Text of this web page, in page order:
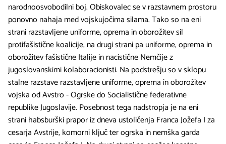
narodnoosvobodilni boj. Obiskovalec se v razstavnem prostoru
ponovno nahaja med vojskujočima silama. Tako so na eni
strani razstavljene uniforme, oprema in oborožitev sil
protifašistične koalicije, na drugi strani pa uniforme, oprema in
oborožitev fašistične Italije in nacistične Nemčije z
jugoslovanskimi kolaboracionisti. Na podstrešju so v sklopu
stalne razstave razstavljene uniforme, oprema in oborožitev
vojska od Avstro - Ogrske do Socialistične federativne
republike Jugoslavije. Posebnost tega nadstropja je na eni
strani habsburški prapor iz dneva ustoličenja Franca Jožefa I za
cesarja Avstrije, komorni ključ ter ogrska in nemška garda